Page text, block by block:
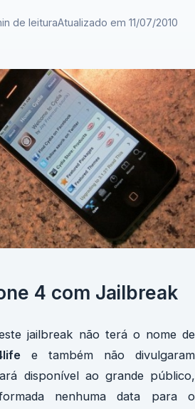
de leituraAtualizado em 11/07/2010
4 com Jailbreak
jailbreak não terá o nome de
e também não divulgaram
disponível ao grande público,
nenhuma data para o